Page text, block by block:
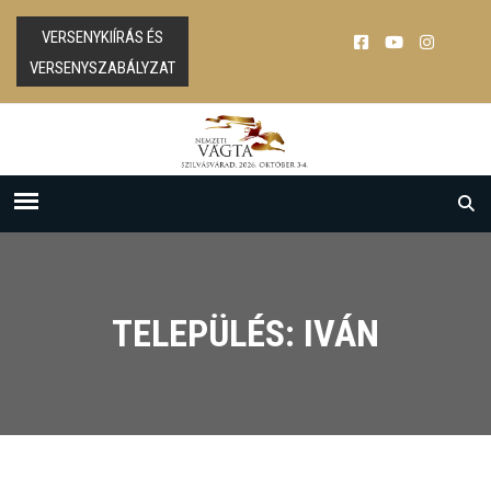
VERSENYKIÍRÁS ÉS
VERSENYSZABÁLYZAT
TELEPÜLÉS: IVÁN